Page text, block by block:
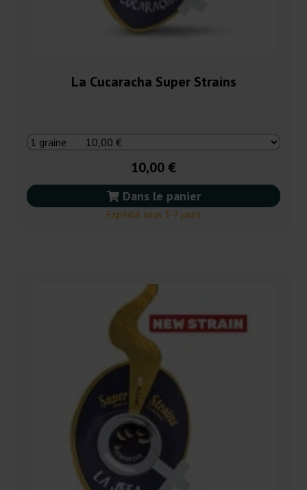
La Cucaracha Super Strains
10,00 €
Dans le panier
Expédié sous 3-7 jours